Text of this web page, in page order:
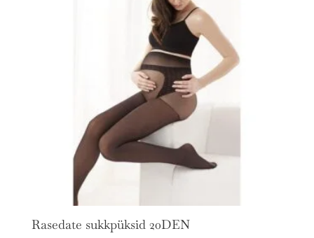
Rasedate sukkpüksid 20DEN